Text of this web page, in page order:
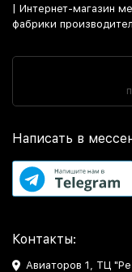
| Интернет-магазин
фабрики
Написать в
Контакты:
Авиаторов 1, ТЦ